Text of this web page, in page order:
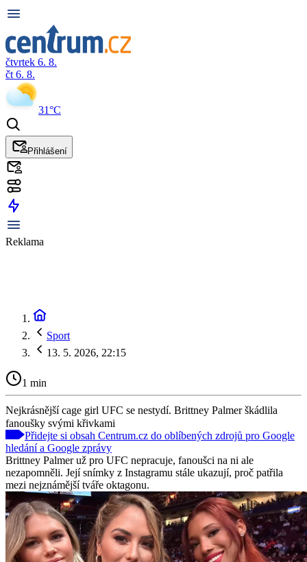
čtvrtek 6. 8.
čt 6. 8.
31°C
Přihlášení
Reklama
Sport
13. 5. 2026, 22:15
1 min
Nejkrásnější cage girl UFC se nestydí. Brittney Palmer škádlila
fanoušky svými křivkami
Přidejte si obsah Centrum.cz do oblíbených zdrojů pro Google
hledání a Google zprávy
Brittney Palmer už pro UFC nepracuje, fanoušci na ni ale
nezapomněli. Její snímky z Instagramu stále ukazují, proč patřila
mezi nejznámější tváře oktagonu.